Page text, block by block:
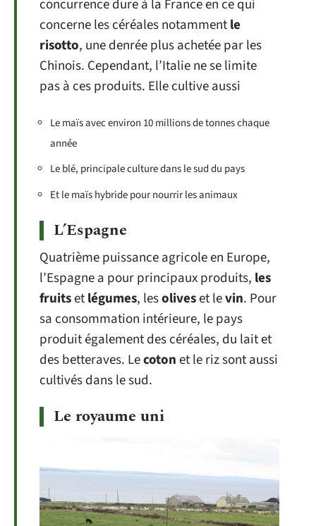
concurrence dure à la France en ce qui
concerne les céréales notammentle
risotto, une denrée plus achetée par les
Chinois. Cependant, l’Italie ne se limite
pas à ces produits. Elle cultive aussi
Le maïs avec environ 10 millions de tonnes chaque
année
Le blé, principale culture dans le sud du pays
Et le maïs hybride pour nourrir les animaux
L’Espagne
Quatrième puissance agricole en Europe,
l’Espagne a pour principaux produits, les
fruitsetlégumes, lesoliveset levin. Pour
sa consommation intérieure, le pays
produit également des céréales, du lait et
des betteraves. Lecotonet le riz sont aussi
cultivés dans le sud.
Le royaume uni